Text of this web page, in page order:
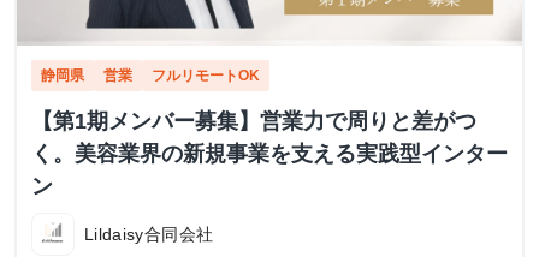
静岡県 営業 フルリモートOK
【第1期メンバー募集】営業力で周りと差がつ
く。美容業界の新規事業を支える実践型インター
ン
Lildaisy合同会社